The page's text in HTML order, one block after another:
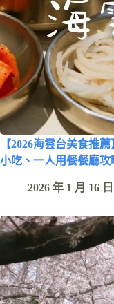
【2026海雲台美食推
小吃、一人用餐餐廳攻
2026 年 1 月 16 日